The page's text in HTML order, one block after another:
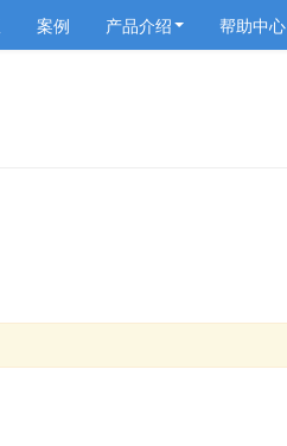
案例 产品介绍 帮助中心